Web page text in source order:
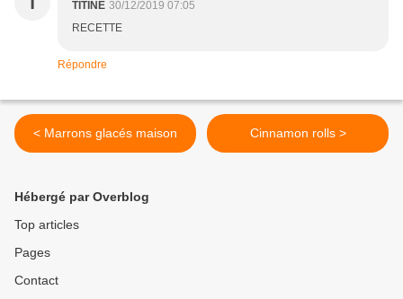
TITINE 30/12/2019 07:05
RECETTE
Répondre
< Marrons glacés maison Cinnamon rolls >
Hébergé par Overblog
Top articles
Pages
Contact